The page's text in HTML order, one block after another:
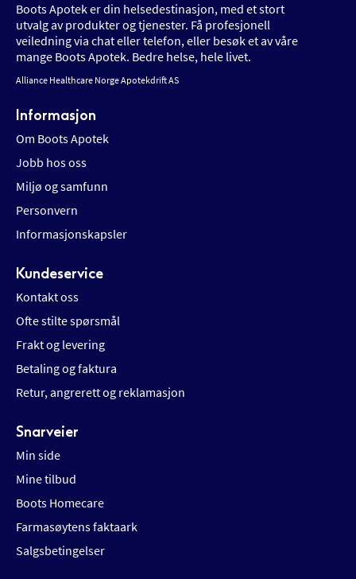
Boots Apotek er din helsedestinasjon, med et stort
utvalg av produkter og tjenester. Få profesjonell
veiledning via chat eller telefon, eller besøk et av våre
mange Boots Apotek. Bedre helse, hele livet.
Alliance Healthcare Norge Apotekdrift AS
Informasjon
Om Boots Apotek
Jobb hos oss
Miljø og samfunn
Personvern
Informasjonskapsler
Kundeservice
Kontakt oss
Ofte stilte spørsmål
Frakt og levering
Betaling og faktura
Retur, angrerett og reklamasjon
Snarveier
Min side
Mine tilbud
Boots Homecare
Farmasøytens faktaark
Salgsbetingelser